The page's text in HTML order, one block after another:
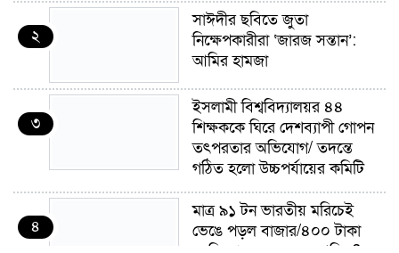
২
সাঈদীর ছবিতে জুতা
নিক্ষেপকারীরা ‘জারজ সন্তান’:
আমির হামজা
৩
ইসলামী বিশ্ববিদ্যালয়র ৪৪
শিক্ষককে ঘিরে দেশব্যাপী গোপন
তৎপরতার অভিযোগ/ তদন্তে
গঠিত হলো উচ্চপর্যায়ের কমিটি
৪
মাত্র ৯১ টন ভারতীয় মরিচেই
ভেঙে পড়ল বাজার/৪০০ টাকা